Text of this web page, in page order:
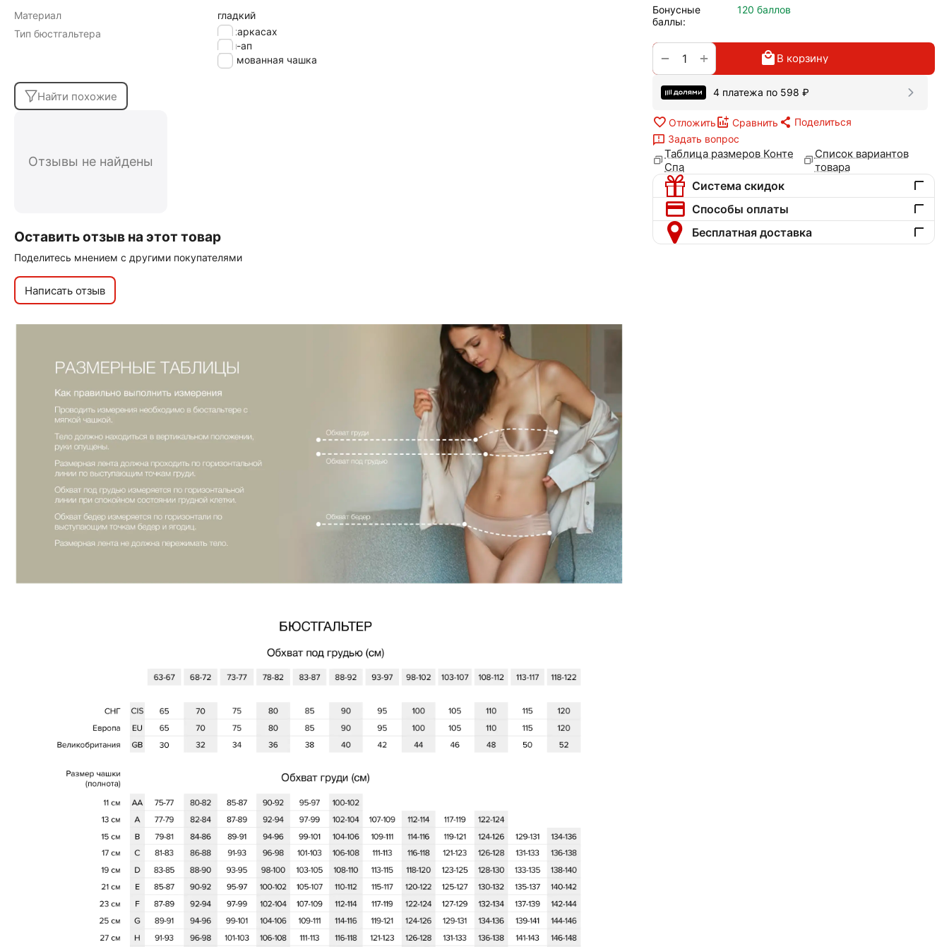
Бонусные
баллы:
120 баллов
+
− В корзину
4 платежа по 598 ₽
Отложить Сравнить
Поделиться
Задать вопрос
Таблица размеров Конте
Спа
Список вариантов
товара
Система скидок
Способы оплаты
Бесплатная доставка
Материал
гладкий
Тип бюстгальтера
на каркасах
пуш-ап
формованная чашка
Найти похожие
Отзывы не найдены
Оставить отзыв на этот товар
Поделитесь мнением с другими покупателями
Написать отзыв